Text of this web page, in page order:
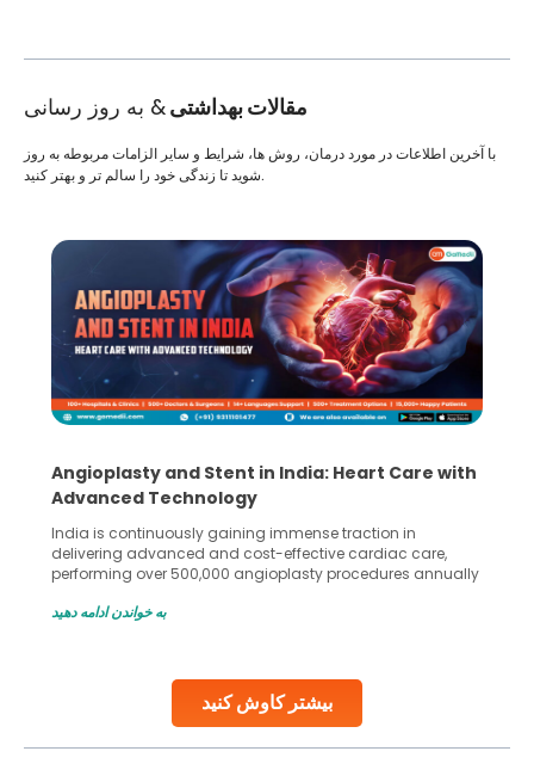
مقالات بهداشتی& به روز رسانی
بیشتر کاوش کنید
با آخرین اطلاعات در مورد درمان، روش ها، شرایط و سایر الزامات مربوطه به روز
شوید تا زندگی خود را سالم تر و بهتر کنید.
Angioplasty and Stent in India: Heart Care with
Advanced Technology
India is continuously gaining immense traction in
delivering advanced and cost-effective cardiac care,
performing over 500,000 angioplasty procedures annually
globe are searching for treatments like angioplasty and
Studies, such as one published
به خواندن ادامه دهید